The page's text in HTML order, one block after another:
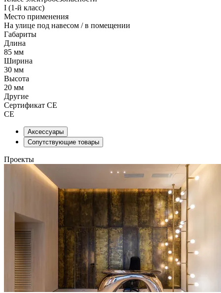
I (1-й класс)
Место применения
На улице под навесом / в помещении
Габариты
Длина
85 мм
Ширина
30 мм
Высота
20 мм
Другие
Сертификат CE
СЕ
Аксессуары
Сопутствующие товары
Проекты